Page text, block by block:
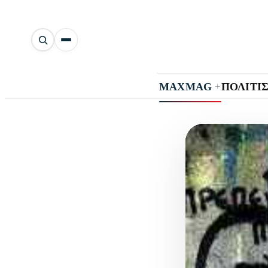
Αναζήτηση
άρθρων
MAXMAG +